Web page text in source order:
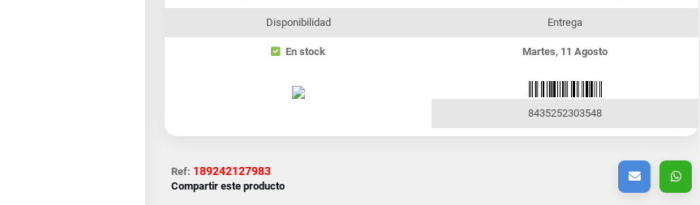
Disponibilidad
En stock
Entrega
Martes, 11 Agosto
8435252303548
Ref: 189242127983
Compartir este producto